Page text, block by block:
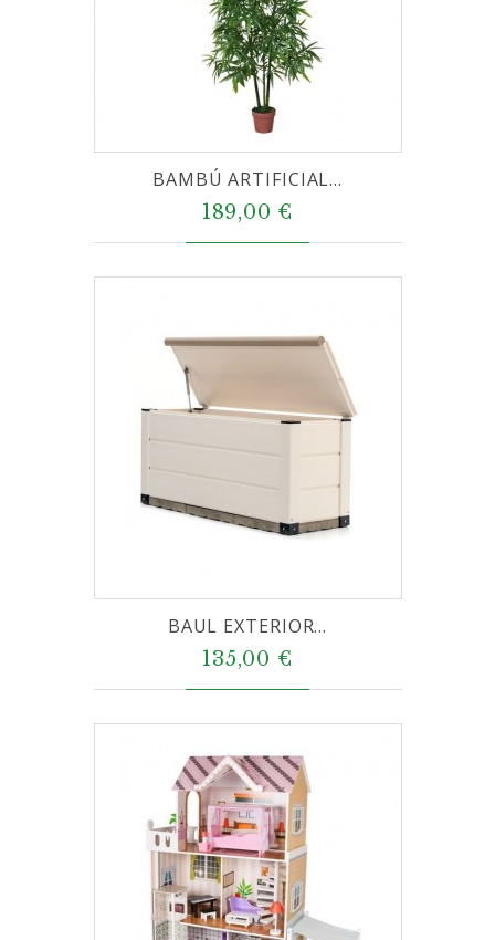
BAMBÚ ARTIFICIAL...
189,00 €
BAUL EXTERIOR...
135,00 €